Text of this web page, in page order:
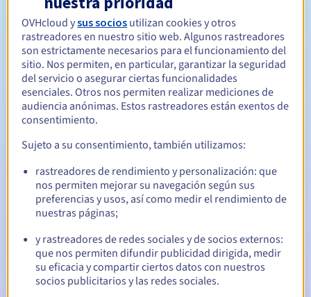
Período de renovación Entre 1 y 10 años
Período de redención
Notificaciones automáticas:
vencimiento
Email el día del vencimientopara notificar la suspensión
del nombre de dominio
Email tras el periodo de gracia de redenciónpara
notificar la eliminación del nombre de dominio
OVHcloud ysus socios utilizan cookies y otros
rastreadores en nuestro sitio web. Algunos rastreadores
son estrictamente necesarios para el funcionamiento del
sitio. Nos permiten, en particular, garantizar la seguridad
del servicio o asegurar ciertas funcionalidades
esenciales. Otros nos permiten realizar mediciones de
audiencia anónimas. Estos rastreadores están exentos de
consentimiento.
Sujeto a su consentimiento, también utilizamos:
rastreadores de rendimiento y personalización: que
nos permiten mejorar su navegación según sus
preferencias y usos, así como medir el rendimiento de
nuestras páginas;
y rastreadores de redes sociales y de socios externos:
que nos permiten difundir publicidad dirigida, medir
su eficacia y compartir ciertos datos con nuestros
socios publicitarios y las redes sociales.